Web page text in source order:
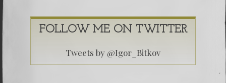
FOLLOW ME ON TWITTER
Tweets by @Igor_Bitkov